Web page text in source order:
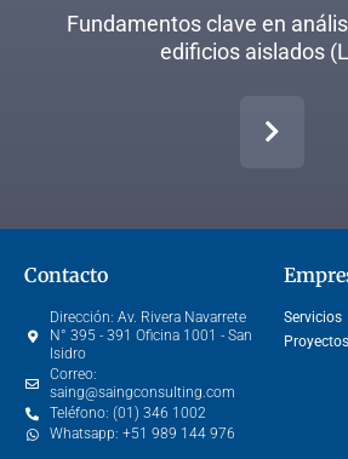
Fundamentos clave en
edificios aislados
Contacto
Dirección: Av. Rivera Navarrete
N° 395 - 391 Oficina 1001 - San
Isidro
Correo:
saing@saingconsulting.com
Teléfono: (01) 346 1002
Whatsapp: +51 989 144 976
Servicios
Proyectos